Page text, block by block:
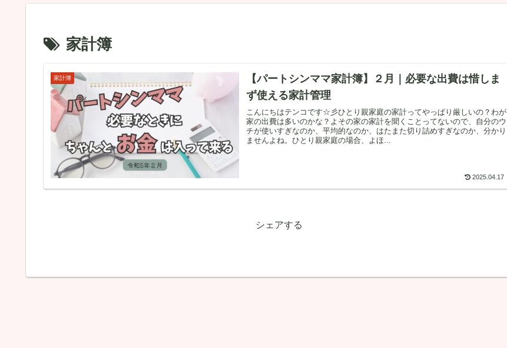
家計簿
家計簿
【パートシンママ家計簿】２月｜必要な出費は惜しま
ず使える家計管理
こんにちはテンコです☆彡ひとり親家庭の家計ってやっぱり厳しいの？わが
家の出費は多いのかな？よその家の家計を聞くことってないので、自分のウ
チが使いすぎなのか、平均的なのか、はたまた切り詰めすぎなのか、分かり
ませんよね。ひとり親家庭の場合、よほ...
2025.04.17
シェアする